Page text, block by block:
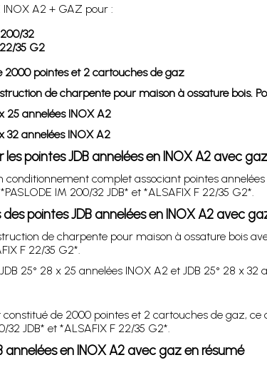
INOX A2 + GAZ pour :
32
35 G2
2000 pointes et 2 cartouches de gaz
de charpente pour maison à ossature bois.
25 annelées INOX A2
32 annelées INOX A2
les pointes JDB annelées en INOX A2 avec gaz
conditionnement complet associant pointes
IM 200/32 JDB* et *ALSAFIX F 22/35 G2*.
pointes JDB annelées en INOX A2 avec
de charpente pour maison à ossature bois
F 22/35 G2*.
25° 28 x 25 annelées INOX A2 et JDB 25° 28 x
de 2000 pointes et 2 cartouches de gaz,
32 JDB* et *ALSAFIX F 22/35 G2*.
annelées en INOX A2 avec gaz en résumé